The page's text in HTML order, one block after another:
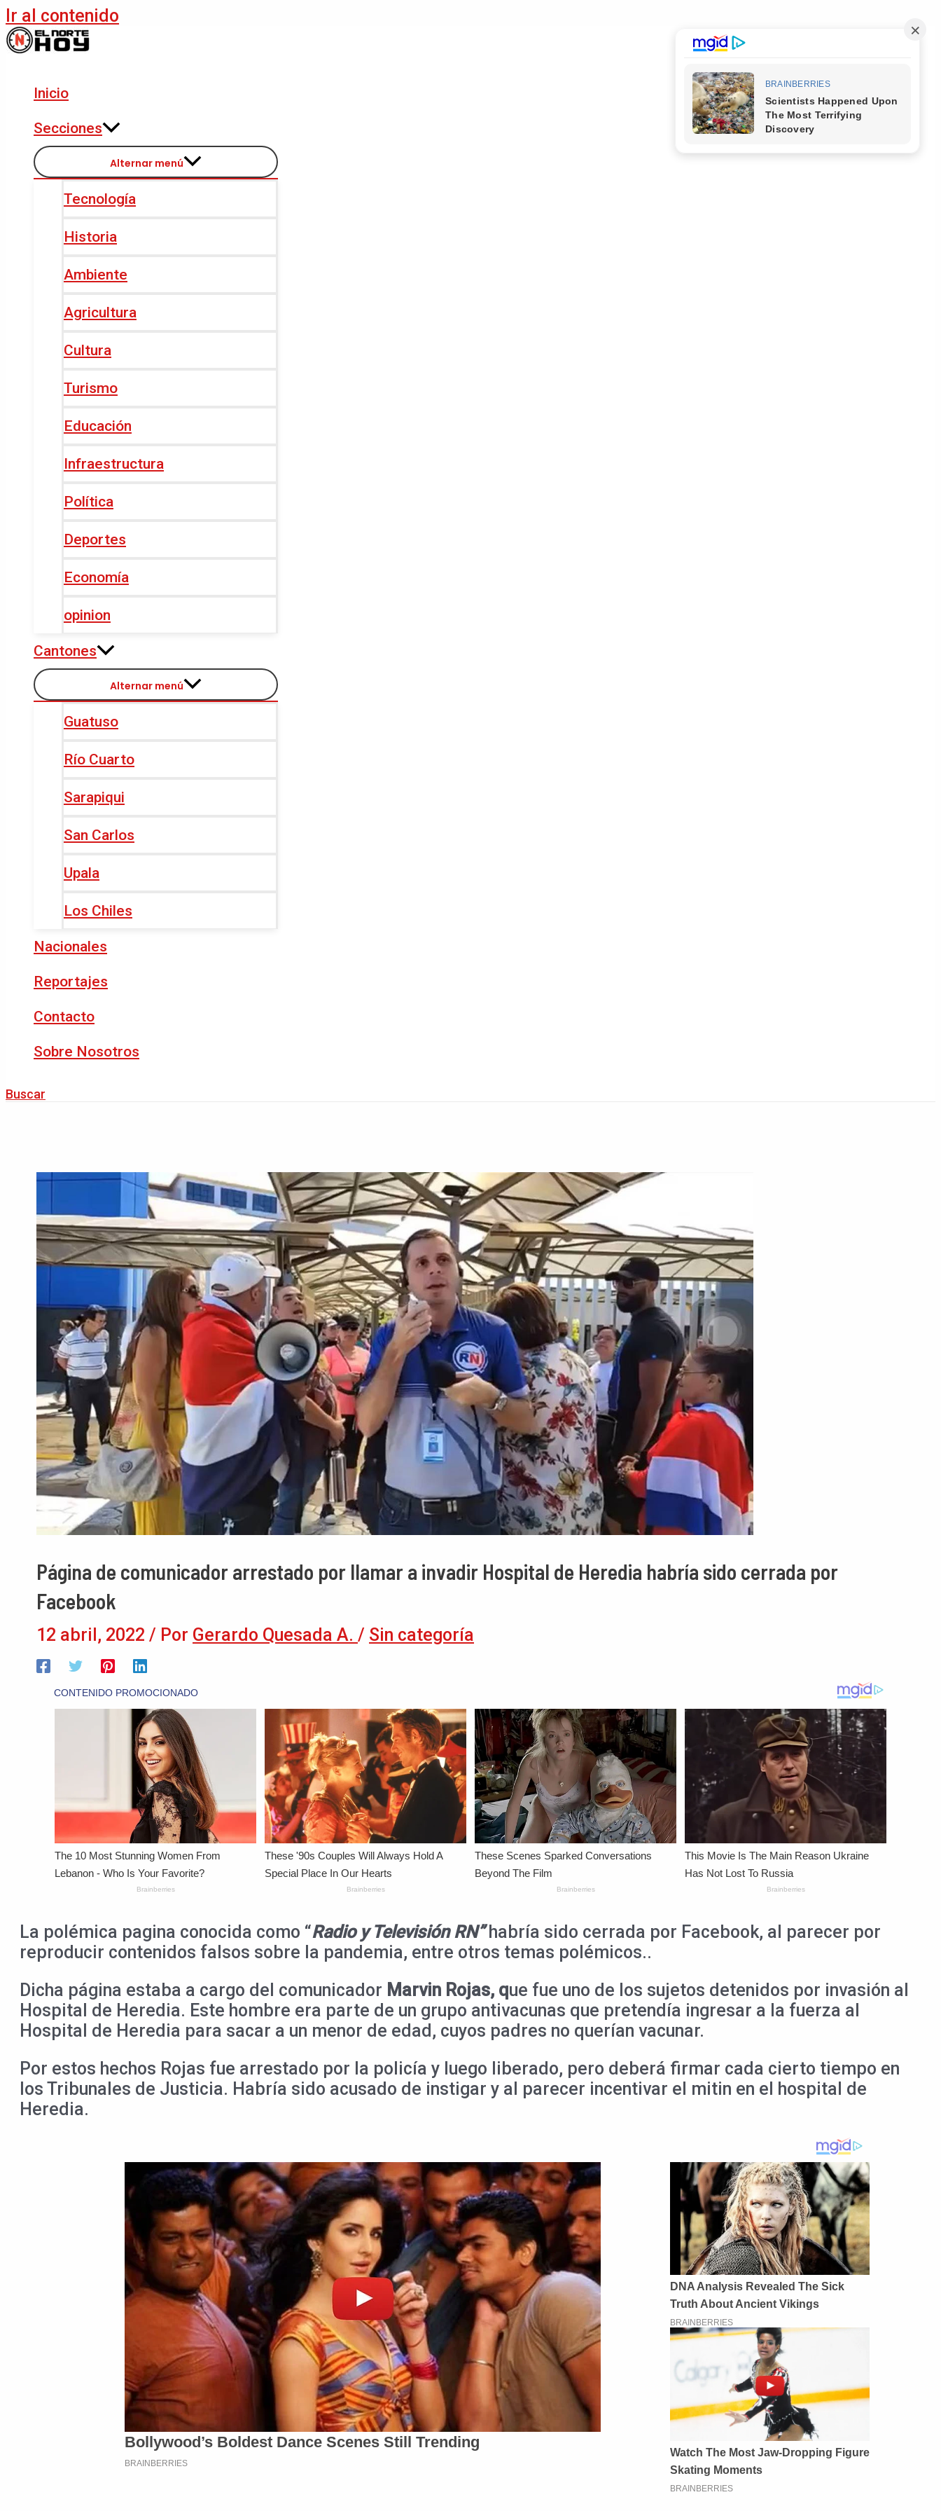
Ir al contenido
Inicio
Secciones
Alternar menú
Tecnología
Historia
Ambiente
Agricultura
Cultura
Turismo
Educación
Infraestructura
Política
Deportes
Economía
opinion
Cantones
Alternar menú
Guatuso
Río Cuarto
Sarapiqui
San Carlos
Upala
Los Chiles
Nacionales
Reportajes
Contacto
Sobre Nosotros
Buscar
Página de comunicador arrestado por llamar a invadir Hospital de Heredia habría sido cerrada por
Facebook
12 abril, 2022 / Por Gerardo Quesada A. / Sin categoría
La polémica pagina conocida como “Radio y Televisión RN” habría sido cerrada por Facebook, al parecer por
reproducir contenidos falsos sobre la pandemia, entre otros temas polémicos..
Dicha página estaba a cargo del comunicador Marvin Rojas, que fue uno de los sujetos detenidos por invasión al
Hospital de Heredia. Este hombre era parte de un grupo antivacunas que pretendía ingresar a la fuerza al
Hospital de Heredia para sacar a un menor de edad, cuyos padres no querían vacunar.
Por estos hechos Rojas fue arrestado por la policía y luego liberado, pero deberá firmar cada cierto tiempo en
los Tribunales de Justicia. Habría sido acusado de instigar y al parecer incentivar el mitin en el hospital de
Heredia.